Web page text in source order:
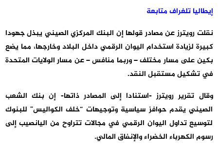
إيطاليا تلغراف متابعة
نقلت رويترز عن مصادر قولها إن البنك المركزي الصيني يبذل جهودا
كبيرة لزيادة استخدام اليوان ⁠⁠⁠⁠الرقمي داخل البلاد وخارجها، مما ⁠⁠⁠⁠يضع
بكين على مسار مختلف – وربما منافس – عن مسار الولايات المتحدة
في تشكيل مستقبل النقد.
وقال تقرير رويترز -استنادا إلى المصادر ذاتها- إن بنك الشعب
الصيني يقدم حوافز سياسية وتوجيهات “خلف الكواليس” للبنوك
لتوسيع ⁠⁠⁠⁠تداول اليوان الرقمي في مجالات تتراوح من اليانصيب إلى
رسوم الكهرباء الخضراء والإنفاق المالي.